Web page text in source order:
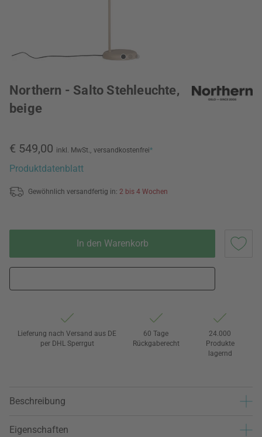
Northern - Salto Stehleuchte,
beige
€ 549,00 inkl. MwSt., versandkostenfrei*
Produktdatenblatt
Gewöhnlich versandfertig in: 2 bis 4 Wochen
In den Warenkorb
Lieferung nach Versand aus DE
per DHL Sperrgut
60 Tage
Rückgaberecht
24.000
Produkte
lagernd
Beschreibung
Eigenschaften